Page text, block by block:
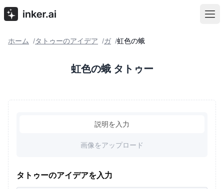
ホーム /タトゥーのアイデア /ガ /虹色の蛾
虹色の蛾 タトゥー
説明を入力
画像をアップロード
タトゥーのアイデアを入力